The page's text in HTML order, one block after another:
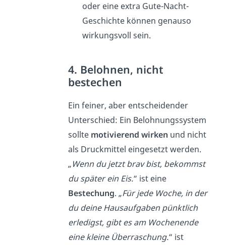
oder eine extra Gute-Nacht-
Geschichte können genauso
wirkungsvoll sein.
4. Belohnen, nicht
bestechen
Ein feiner, aber entscheidender
Unterschied: Ein Belohnungssystem
sollte motivierend wirken und nicht
als Druckmittel eingesetzt werden.
„Wenn du jetzt brav bist, bekommst
du später ein Eis.“ ist eine
Bestechung. „Für jede Woche, in der
du deine Hausaufgaben pünktlich
erledigst, gibt es am Wochenende
eine kleine Überraschung.“ ist